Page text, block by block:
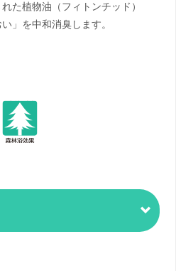
た植物油（フィトンチッド）
」を中和消臭します。